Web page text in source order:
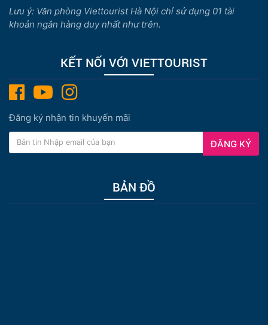
Lưu ý: Văn phòng Viettourist Hà Nội chỉ sử dụng 01 tài
khoản ngân hàng duy nhất như trên.
KẾT NỐI VỚI VIETTOURIST
Đăng ký nhận tin khuyến mãi
ĐĂNG KÝ
BẢN ĐỒ